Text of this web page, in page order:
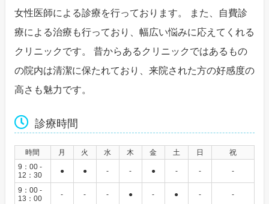
女性医師による診療を行っております。 また、自費診
療による治療も行っており、幅広い悩みに応えてくれる
クリニックです。 昔からあるクリニックではあるもの
の院内は清潔に保たれており、来院された方の好感度の
高さも魅力です。
診療時間
時間 月 火 水 木 金 土 日
祝
9：00 -
12：30
● ● - - ● - - -
9：00 -
13：00
- - - ● - ● - -